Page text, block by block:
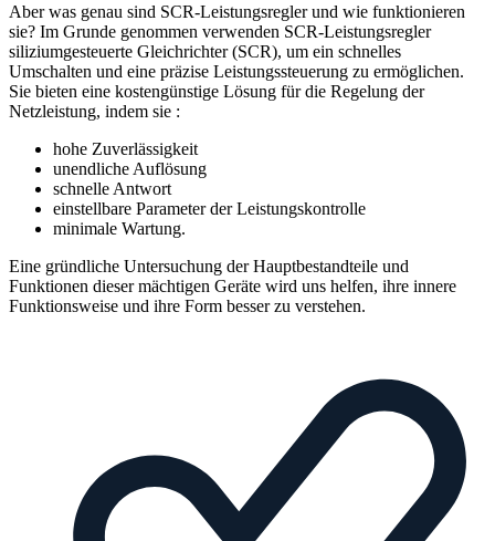
Aber was genau sind SCR-Leistungsregler und wie funktionieren
sie? Im Grunde genommen verwenden SCR-Leistungsregler
siliziumgesteuerte Gleichrichter (SCR), um ein schnelles
Umschalten und eine präzise Leistungssteuerung zu ermöglichen.
Sie bieten eine kostengünstige Lösung für die Regelung der
Netzleistung, indem sie :
hohe Zuverlässigkeit
unendliche Auflösung
schnelle Antwort
einstellbare Parameter der Leistungskontrolle
minimale Wartung.
Eine gründliche Untersuchung der Hauptbestandteile und
Funktionen dieser mächtigen Geräte wird uns helfen, ihre innere
Funktionsweise und ihre Form besser zu verstehen.